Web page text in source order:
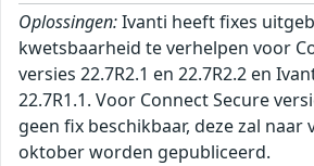
Oplossingen:Ivanti heeft fixes
kwetsbaarheid te verhelpen voor
versies 22.7R2.1 en 22.7R2.2 en
22.7R1.1. Voor Connect Secure
geen fix beschikbaar, deze zal
oktober worden gepubliceerd.